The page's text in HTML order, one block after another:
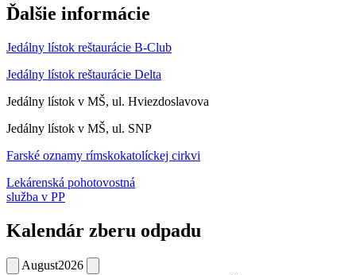
Ďalšie informácie
Jedálny lístok reštaurácie B-Club
Jedálny lístok reštaurácie Delta
Jedálny lístok v MŠ, ul. Hviezdoslavova
Jedálny lístok v MŠ, ul. SNP
Farské oznamy rímskokatolíckej cirkvi
Lekárenská pohotovostná
služba v PP
Kalendár zberu odpadu
August2026